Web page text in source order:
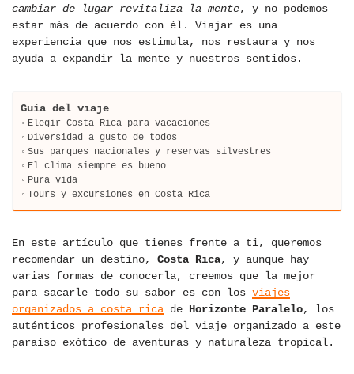
cambiar de lugar revitaliza la mente, y no podemos
estar más de acuerdo con él. Viajar es una
experiencia que nos estimula, nos restaura y nos
ayuda a expandir la mente y nuestros sentidos.
Guía del viaje
Elegir Costa Rica para vacaciones
Diversidad a gusto de todos
Sus parques nacionales y reservas silvestres
El clima siempre es bueno
Pura vida
Tours y excursiones en Costa Rica
En este artículo que tienes frente a ti, queremos
recomendar un destino, Costa Rica, y aunque hay
varias formas de conocerla, creemos que la mejor
para sacarle todo su sabor es con los viajes
organizados a costa rica de Horizonte Paralelo, los
auténticos profesionales del viaje organizado a este
paraíso exótico de aventuras y naturaleza tropical.